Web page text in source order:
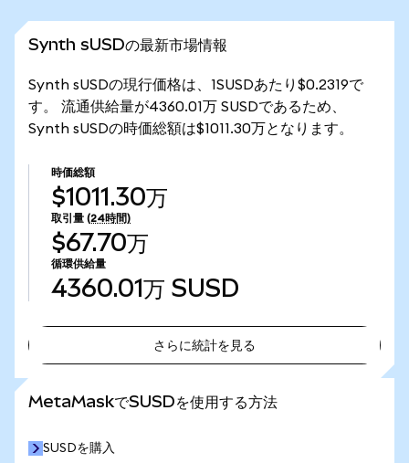
Synth sUSDの最新市場情報
Synth sUSDの現行価格は、1SUSDあたり$0.2319で
す。 流通供給量が4360.01万 SUSDであるため、
Synth sUSDの時価総額は$1011.30万となります。
時価総額
$1011.30万
取引量 (24時間)
$67.70万
循環供給量
4360.01万 SUSD
さらに統計を見る
MetaMaskでSUSDを使用する方法
SUSDを購入